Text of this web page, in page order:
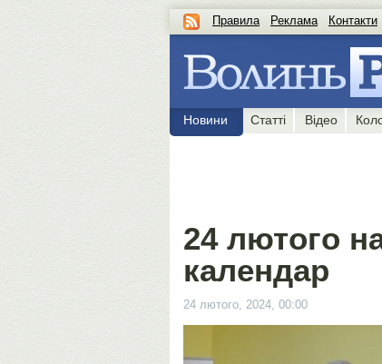
Правила Реклама Контакти
Новини Статті Відео
24 лютого
календар
24 лютого, 2024, 00:00